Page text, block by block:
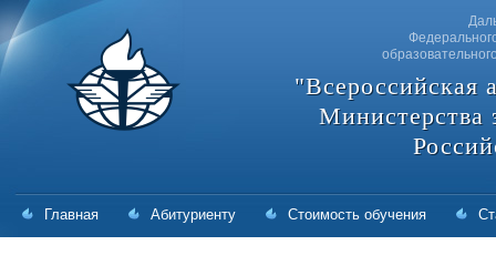
"Всероссийская
Министерства
Главная Абитуриенту Стоимость обучения